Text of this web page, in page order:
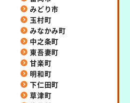
みどり市
玉村町
みなかみ町
中之条町
東吾妻町
甘楽町
明和町
下仁田町
草津町